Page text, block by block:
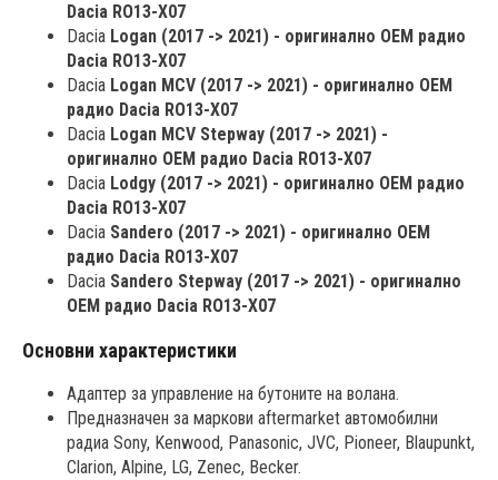
Dacia RO13-X07
Dacia Logan (2017 -> 2021) - оригинално OEM радио
Dacia RO13-X07
Dacia Logan MCV (2017 -> 2021) - оригинално OEM
радио Dacia RO13-X07
Dacia Logan MCV Stepway (2017 -> 2021) -
оригинално OEM радио Dacia RO13-X07
Dacia Lodgy (2017 -> 2021) - оригинално OEM радио
Dacia RO13-X07
Dacia Sandero (2017 -> 2021) - оригинално OEM
радио Dacia RO13-X07
Dacia Sandero Stepway (2017 -> 2021) - оригинално
OEM радио Dacia RO13-X07
Основни характеристики
Адаптер за управление на бутоните на волана.
Предназначен за маркови aftermarket автомобилни
радиа Sony, Kenwood, Panasonic, JVC, Pioneer, Blaupunkt,
Clarion, Alpine, LG, Zenec, Becker.